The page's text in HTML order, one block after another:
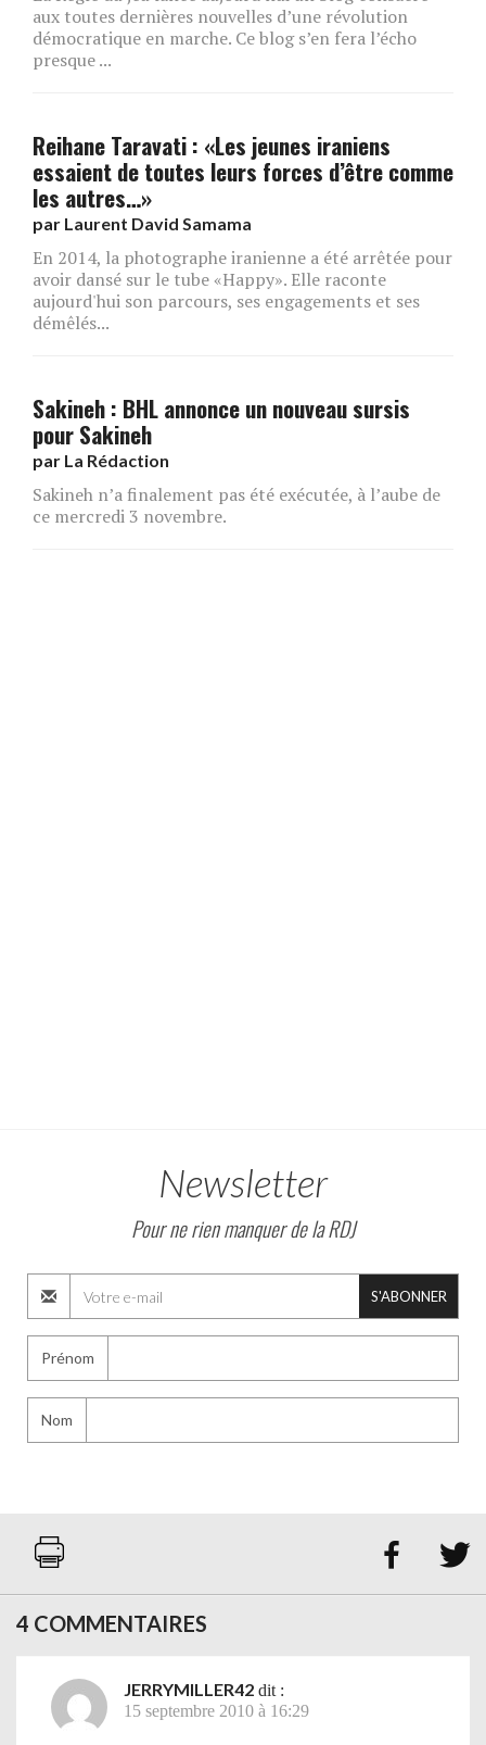
aux toutes dernières nouvelles d’une révolution
démocratique en marche. Ce blog s’en fera l’écho
presque ...
Reihane Taravati : «Les jeunes iraniens
essaient de toutes leurs forces d’être comme
les autres…»
par Laurent David Samama
En 2014, la photographe iranienne a été arrêtée pour
avoir dansé sur le tube «Happy». Elle raconte
aujourd'hui son parcours, ses engagements et ses
démêlés...
Sakineh : BHL annonce un nouveau sursis
pour Sakineh
par La Rédaction
Sakineh n’a finalement pas été exécutée, à l’aube de
ce mercredi 3 novembre.
Newsletter
Pour ne rien manquer de la RDJ
S'ABONNER
Prénom
Nom
 
4 COMMENTAIRES
JERRYMILLER42 dit :
15 septembre 2010 à 16:29